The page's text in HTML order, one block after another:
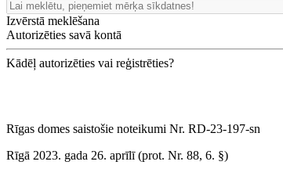
Izvērstā meklēšana
Autorizēties savā kontā
Kādēļ autorizēties vai reģistrēties?
Rīgas domes saistošie noteikumi Nr. RD-23-197-sn
Rīgā 2023. gada 26. aprīlī (prot. Nr. 88, 6. §)